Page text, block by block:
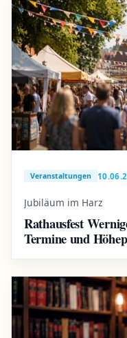
Veranstaltungen
Jubiläum im Harz
Rathausfest
Termine und